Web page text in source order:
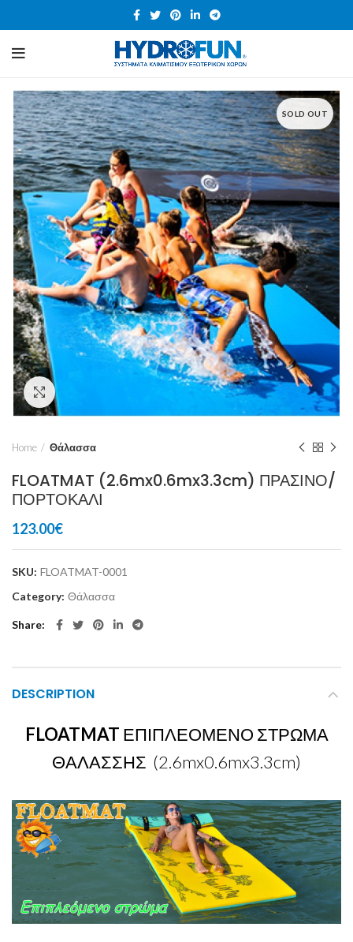
SOLD OUT
Click to enlarge
Home Θάλασσα
FLOATMAT (2.6mx0.6mx3.3cm) ΠΡΑΣΙΝΟ/
ΠΟΡΤΟΚΑΛΙ
123.00€
SKU: FLOATMAT-0001
Category: Θάλασσα
Share
DESCRIPTION
FLOATMAT ΕΠΙΠΛΕΟΜΕΝΟ ΣΤΡΩΜΑ
ΘΑΛΑΣΣΗΣ (2.6mx0.6mx3.3cm)